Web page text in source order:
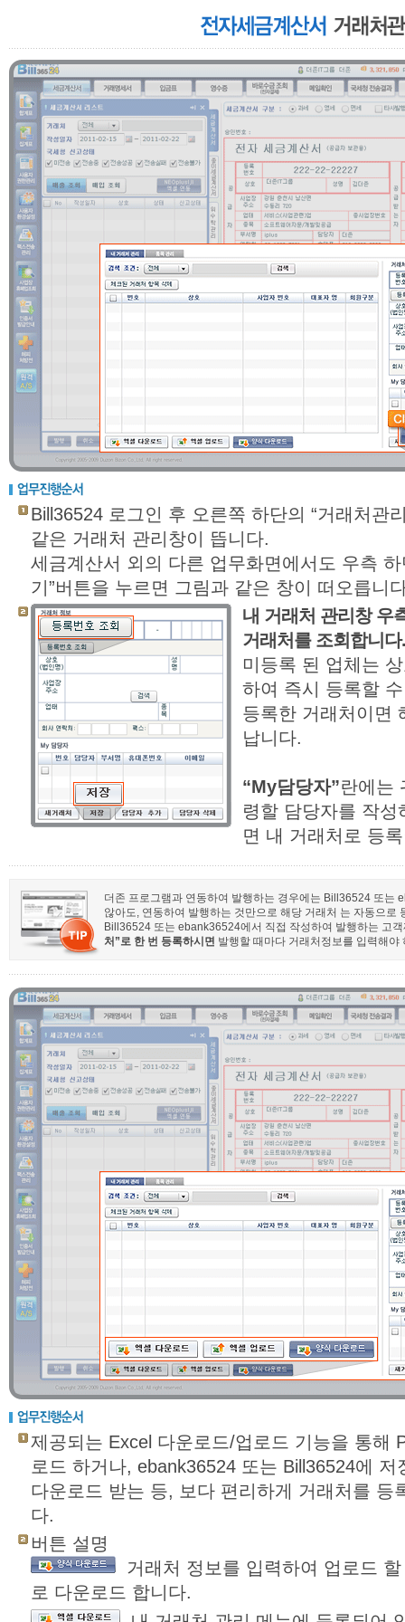
Bill36524 로그인 후 오른쪽 하단의 “거래처관
같은 거래처 관리창이 뜹니다.
세금계산서 외의 다른 업무화면에서도 우측
기”버튼을 누르면 그림과 같은 창이 떠오릅니
내 거래처 관리창 우
거래처를 조회합니다.
미등록 된 업체는
하여 즉시 등록할
등록한 거래처이면
납니다.
“My담당자”란에는
령할 담당자를 작
면 내 거래처로 등
더존 프로그램과 연동하여 발행하는 경우에는 Bill36524 또는
않아도, 연동하여 발행하는 것만으로 해당 거래처 는 자동으로
Bill36524 또는 ebank36524에서 직접 작성하여 발행하는 고
처”로 한 번 등록하시면 발행할 때마다 거래처정보를 입력해
제공되는 Excel 다운로드/업로드 기능을 통해
로드 하거나, ebank36524 또는 Bill36524에
다운로드 받는 등, 보다 편리하게 거래처를 등
다.
버튼 설명
거래처 정보를 입력하여 업로드
로 다운로드 합니다.